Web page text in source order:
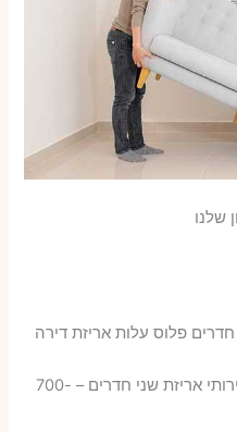
שלנו
כמה עולה הובלה דירה בגן חים 2 חדרים פלוס עלות אריזת דירה
במחיר מבצע 1000-1600 ש"ח שירותי אריזת שני חדרים – 700-